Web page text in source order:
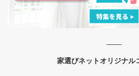
家選びネットオリジナル